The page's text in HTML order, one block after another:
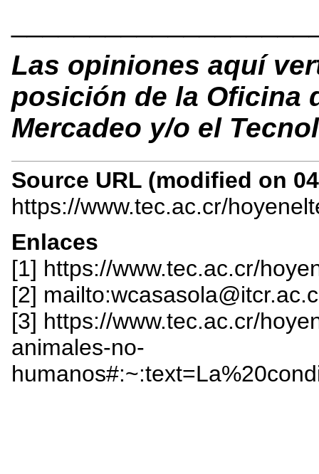
Las opiniones aquí
posición de la Oficina
Mercadeo y/o el
Source URL (modified on
https://www.tec.ac.cr/
Enlaces
[1] https://www.tec.ac.cr/
[2]
[3] https://www.tec.ac.cr/
animales-no-